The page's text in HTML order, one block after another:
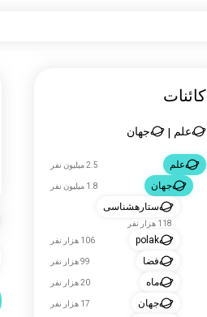
کائنات
علم جهان
علم 2.5 میلیون نفر
جهان 1.8 میلیون نفر
ستارهشناسی
118 هزار نفر
polak 106 هزار نفر
فضا 99 هزار نفر
ماه 20 هزار نفر
جهان 17 هزار نفر